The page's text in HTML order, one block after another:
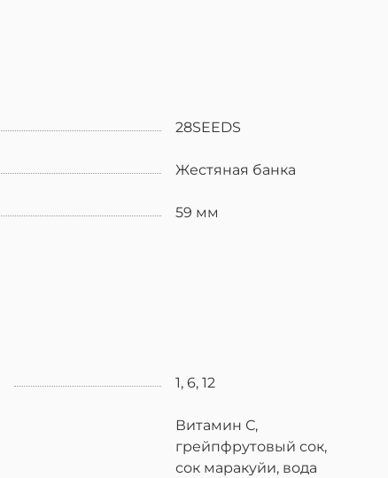
28SEEDS
Жестяная банка
59 мм
1, 6, 12
Витамин С,
грейпфрутовый сок,
сок маракуйи, вода